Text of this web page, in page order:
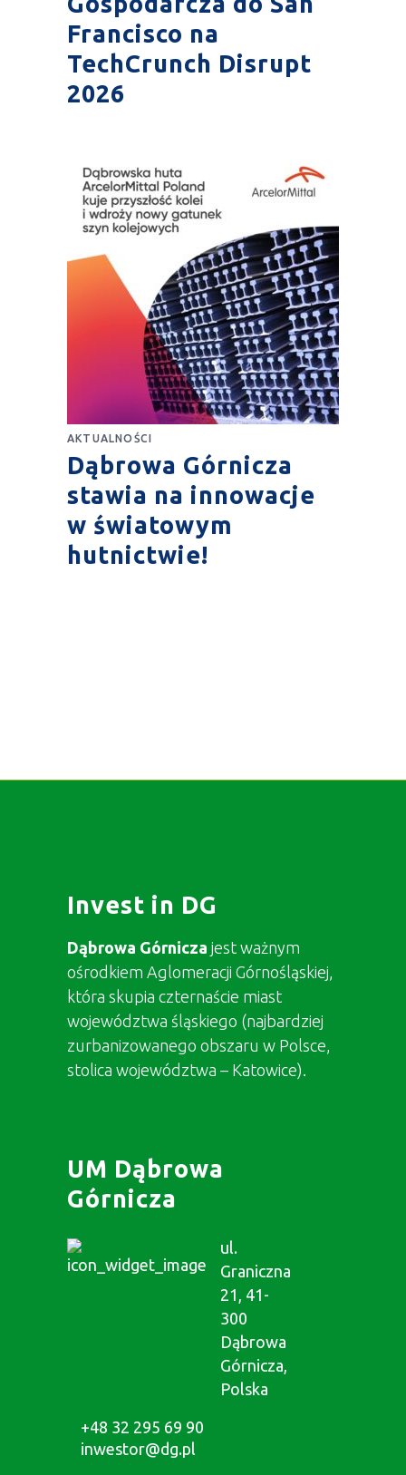
Francisco na
TechCrunch Disrupt
2026
AKTUALNOŚCI
Dąbrowa Górnicza
stawia na innowacje
w światowym
hutnictwie!
Invest in DG
Dąbrowa Górnicza jest ważnym
ośrodkiem Aglomeracji Górnośląskiej,
która skupia czternaście miast
województwa śląskiego (najbardziej
zurbanizowanego obszaru w Polsce,
stolica województwa – Katowice).
UM Dąbrowa
Górnicza
ul.
Graniczna
21, 41-
300
Dąbrowa
Górnicza,
Polska
+48 32 295 69 90
inwestor@dg.pl